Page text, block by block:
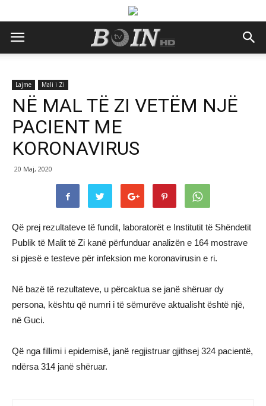
Lajme Mali i Zi
NË MAL TË ZI VETËM NJË
PACIENT ME
KORONAVIRUS
20 Maj, 2020
Që prej rezultateve të fundit, laboratorët e Institutit të Shëndetit
Publik të Malit të Zi kanë përfunduar analizën e 164 mostrave
si pjesë e testeve për infeksion me koronavirusin e ri.
Në bazë të rezultateve, u përcaktua se janë shëruar dy
persona, kështu që numri i të sëmurëve aktualisht është një,
në Guci.
Që nga fillimi i epidemisë, janë regjistruar gjithsej 324 pacientë,
ndërsa 314 janë shëruar.